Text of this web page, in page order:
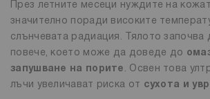
През летните месеци нуждите на
значително поради високите
слънчевата радиация. Тялото започва
повече, което може да доведе до
запушване на порите . Освен това
лъчи увеличават риска от сухота и